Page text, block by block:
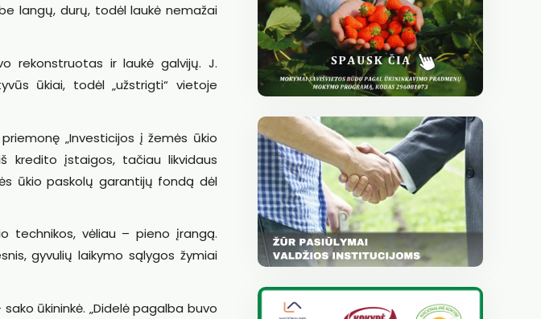
langų, durų, todėl laukė nemažai
rekonstruotas ir laukė galvijų. J.
ūkiai, todėl „užstrigti“ vietoje
„Investicijos į žemės ūkio
kredito įstaigos, tačiau likvidaus
ūkio paskolų garantijų fondą dėl
technikos, vėliau – pieno įrangą.
gyvulių laikymo sąlygos žymiai
ūkininkė. „Didelė pagalba buvo